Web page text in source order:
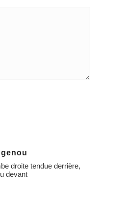
droite tendue derrière,
devant